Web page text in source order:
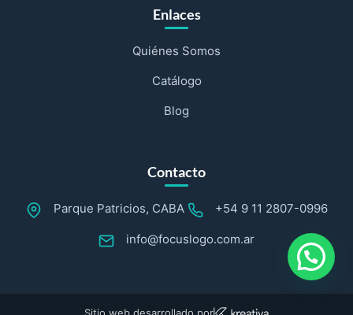
Enlaces
Quiénes Somos
Catálogo
Blog
Contacto
Parque Patricios, CABA +54 9 11 2807-0996
info@focuslogo.com.ar